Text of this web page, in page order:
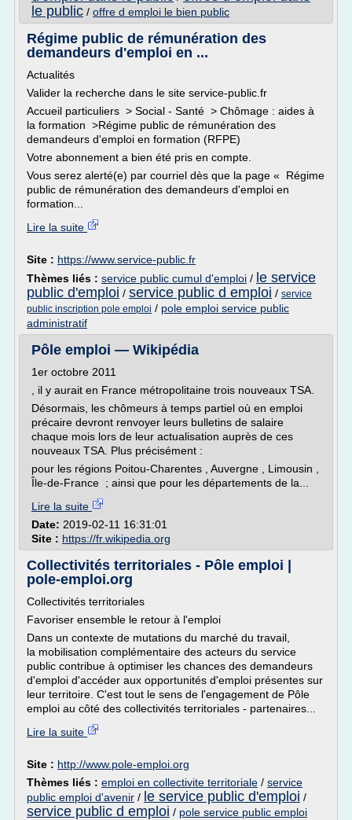
le public / offre d emploi le bien public
Régime public de rémunération des
demandeurs d'emploi en ...
Actualités
Valider la recherche dans le site service-public.fr
Accueil particuliers > Social - Santé > Chômage : aides à
la formation >Régime public de rémunération des
demandeurs d'emploi en formation (RFPE)
Votre abonnement a bien été pris en compte.
Vous serez alerté(e) par courriel dès que la page « Régime
public de rémunération des demandeurs d'emploi en
formation...
Lire la suite
Site : https://www.service-public.fr
Thèmes liés : service public cumul d'emploi / le service
public d'emploi / service public d emploi / service
public inscription pole emploi / pole emploi service public
administratif
Pôle emploi — Wikipédia
1er octobre 2011
, il y aurait en France métropolitaine trois nouveaux TSA.
Désormais, les chômeurs à temps partiel où en emploi
précaire devront renvoyer leurs bulletins de salaire
chaque mois lors de leur actualisation auprès de ces
nouveaux TSA. Plus précisément :
pour les régions Poitou-Charentes , Auvergne , Limousin ,
Île-de-France ; ainsi que pour les départements de la...
Lire la suite
Date: 2019-02-11 16:31:01
Site : https://fr.wikipedia.org
Collectivités territoriales - Pôle emploi |
pole-emploi.org
Collectivités territoriales
Favoriser ensemble le retour à l'emploi
Dans un contexte de mutations du marché du travail,
la mobilisation complémentaire des acteurs du service
public contribue à optimiser les chances des demandeurs
d'emploi d'accéder aux opportunités d'emploi présentes sur
leur territoire. C'est tout le sens de l'engagement de Pôle
emploi au côté des collectivités territoriales - partenaires...
Lire la suite
Site : http://www.pole-emploi.org
Thèmes liés : emploi en collectivite territoriale / service
public emploi d'avenir / le service public d'emploi /
service public d emploi / pole service public emploi